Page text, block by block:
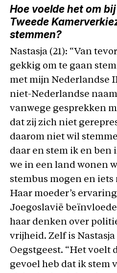
Hoe voelde het om
Tweede
stemmen?
Nastasja (21): “Van
gekkig om te gaan
met mijn Nederlandse
niet-Nederlandse
vanwege gesprekken
dat zij zich niet
daarom niet wil
daar en stem ik en ben
we in een land wonen
stembus mogen en iets
Haar moeder’s
Joegoslavië
haar denken over
vrijheid. Zelf is
Oegstgeest. “Het voelt
gevoel heb dat ik stem